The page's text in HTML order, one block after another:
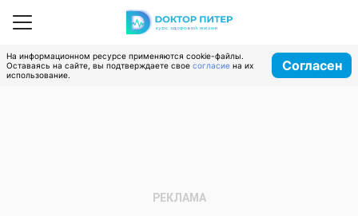
На информационном ресурсе применяются cookie-файлы.
Оставаясь на сайте, вы подтверждаете свое согласие на их
использование.
Согласен